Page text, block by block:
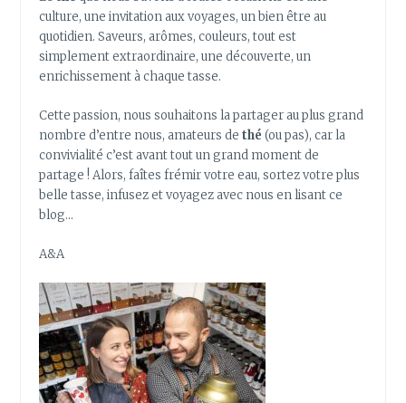
culture, une invitation aux voyages, un bien être au
quotidien. Saveurs, arômes, couleurs, tout est
simplement extraordinaire, une découverte, un
enrichissement à chaque tasse.
Cette passion, nous souhaitons la partager au plus grand
nombre d’entre nous, amateurs de thé (ou pas), car la
convivialité c’est avant tout un grand moment de
partage ! Alors, faîtes frémir votre eau, sortez votre plus
belle tasse, infusez et voyagez avec nous en lisant ce
blog…
A&A